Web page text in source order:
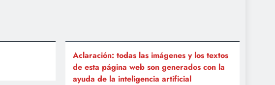
Aclaración: todas las imágenes y los textos
de esta página web son generados con la
ayuda de la inteligencia artificial